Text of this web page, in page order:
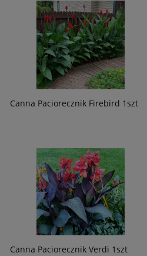
Canna Paciorecznik Firebird 1szt
Canna Paciorecznik Verdi 1szt